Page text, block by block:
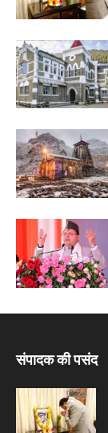
संपादक की पसंद